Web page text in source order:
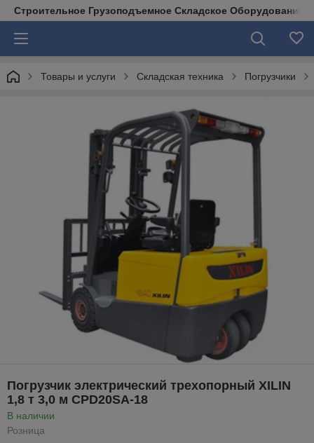
Строительное Грузоподъемное Складское Оборудование
Товары и услуги Складская техника Погрузчики
Погрузчик электрический трехопорный XILIN
1,8 т 3,0 м CPD20SA-18
В наличии
Розница